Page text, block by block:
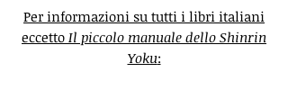
Per informazioni su tutti i libri italiani
eccetto Il piccolo manuale dello Shinrin
Yoku: